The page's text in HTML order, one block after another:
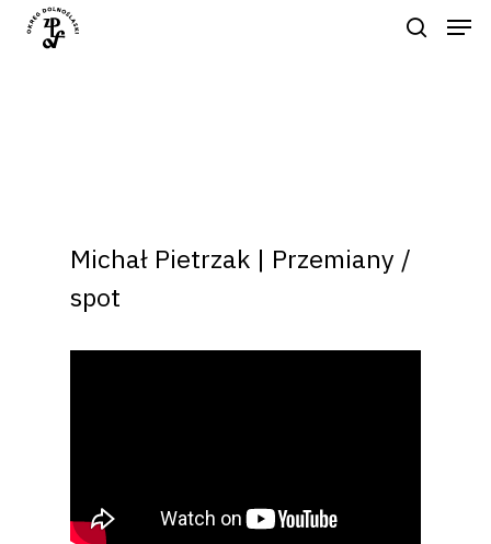
Michał Pietrzak | Przemiany /
spot